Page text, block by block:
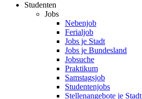
Studenten
Jobs
Nebenjob
Ferialjob
Jobs je Stadt
Jobs je Bundesland
Jobsuche
Praktikum
Samstagsjob
Studentenjobs
Stellenangebote je Stadt